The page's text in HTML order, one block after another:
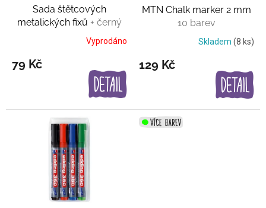
ů
Sada štětcových
metalických fixů + černý
linner zdarmaVyprodáno
79 Kč
MTN Chalk marker 2 mm
10 barev
Skladem (8 ks)
129 Kč